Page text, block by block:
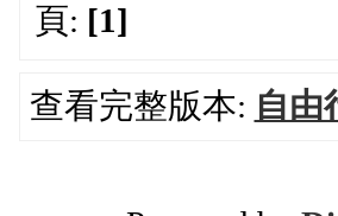
頁: [1]
查看完整版本: 自由